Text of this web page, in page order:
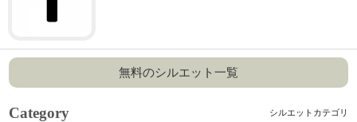
無料のシルエット一覧
Category シルエットカテゴリ